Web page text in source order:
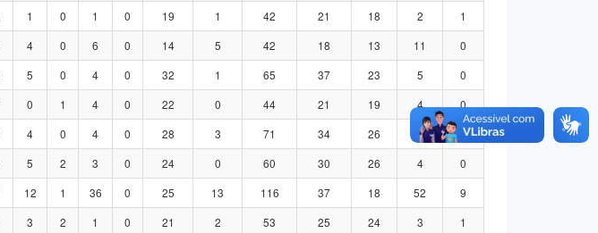
1 0 1 0 19 1 42 21 18 2
1
4 0 6 0 14 5 42 18 13 11
0
5 0 4 0 32 1 65 37 23 5
0
0 1 4 0 22 0 44 21 19 4
0
4 0 4 0 28 3 71 34 26 8
3
5 2 3 0 24 0 60 30 26 4
0
12 1 36 0 25 13 116 37 18 52
9
3 2 1 0 21 2 53 25 24 3
1